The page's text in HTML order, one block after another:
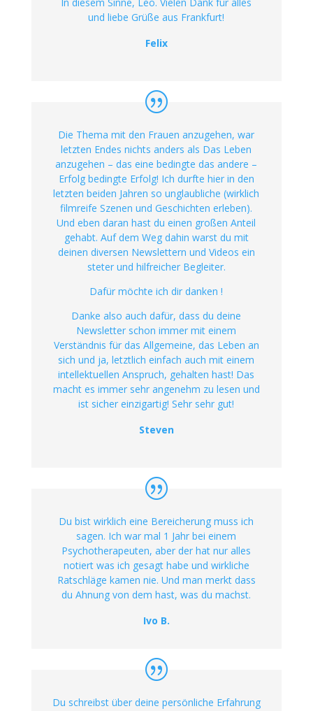
und liebe Grüße aus Frankfurt!
Felix
Die Thema mit den Frauen anzugehen, war
letzten Endes nichts anders als Das Leben
anzugehen – das eine bedingte das andere –
Erfolg bedingte Erfolg! Ich durfte hier in den
letzten beiden Jahren so unglaubliche (wirklich
filmreife Szenen und Geschichten erleben).
Und eben daran hast du einen großen Anteil
gehabt. Auf dem Weg dahin warst du mit
deinen diversen Newslettern und Videos ein
steter und hilfreicher Begleiter.
Dafür möchte ich dir danken !
Danke also auch dafür, dass du deine
Newsletter schon immer mit einem
Verständnis für das Allgemeine, das Leben an
sich und ja, letztlich einfach auch mit einem
intellektuellen Anspruch, gehalten hast! Das
macht es immer sehr angenehm zu lesen und
ist sicher einzigartig! Sehr sehr gut!
Steven
Du bist wirklich eine Bereicherung muss ich
sagen. Ich war mal 1 Jahr bei einem
Psychotherapeuten, aber der hat nur alles
notiert was ich gesagt habe und wirkliche
Ratschläge kamen nie. Und man merkt dass
du Ahnung von dem hast, was du machst.
Ivo B.
Du schreibst über deine persönliche Erfahrung